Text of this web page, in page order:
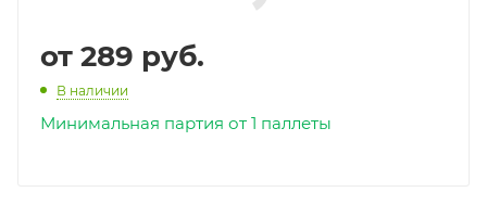
от 289 руб.
В наличии
Минимальная партия от 1 паллеты